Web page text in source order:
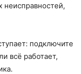
неисправностей,
подключите
всё работает,